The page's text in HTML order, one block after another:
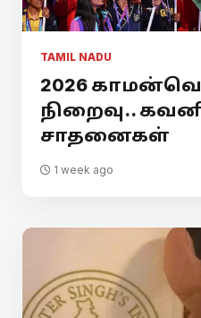
TAMIL NADU
2026
நிறைவு..
சாதனைகள்
1 week ago